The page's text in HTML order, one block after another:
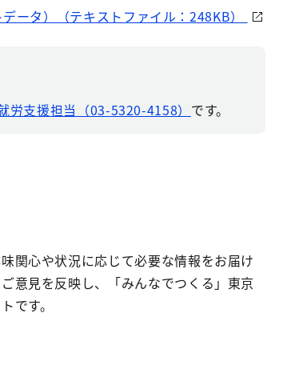
ータ）（テキストファイル：248KB）
労支援担当（03-5320-4158） です。
関心や状況に応じて必要な情報をお届け
意見を反映し、「みんなでつくる」東京
です。